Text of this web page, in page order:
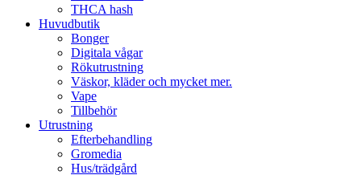
THCA hash
Huvudbutik
Bonger
Digitala vågar
Rökutrustning
Väskor, kläder och mycket mer.
Vape
Tillbehör
Utrustning
Efterbehandling
Gromedia
Hus/trädgård